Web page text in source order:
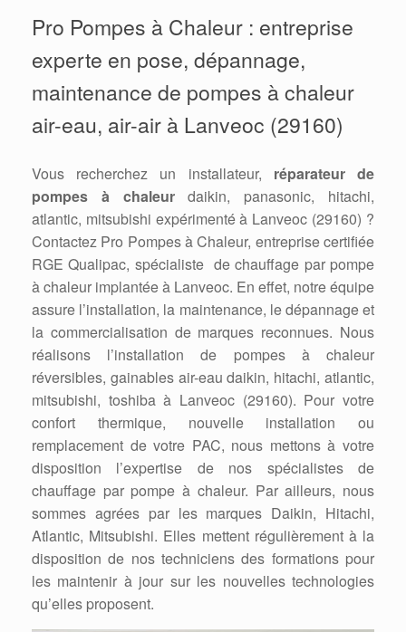
Pro Pompes à Chaleur : entreprise
experte en pose, dépannage,
maintenance de pompes à chaleur
air-eau, air-air à Lanveoc (29160)
Vous recherchez un installateur, réparateur de
pompes à chaleurdaikin, panasonic, hitachi,
atlantic, mitsubishi expérimenté à Lanveoc (29160) ?
Contactez Pro Pompes à Chaleur, entreprise certifiée
RGE Qualipac, spécialiste de chauffage par pompe
à chaleur implantée à Lanveoc. En effet, notre équipe
assure l’installation, la maintenance, le dépannage et
la commercialisation de marques reconnues. Nous
réalisons l’installation de pompes à chaleur
réversibles, gainables air-eau daikin, hitachi, atlantic,
mitsubishi, toshiba à Lanveoc (29160). Pour votre
confort thermique, nouvelle installation ou
remplacement de votre PAC, nous mettons à votre
disposition l’expertise de nos spécialistes de
chauffage par pompe à chaleur. Par ailleurs, nous
sommes agrées par les marques Daikin, Hitachi,
Atlantic, Mitsubishi. Elles mettent régulièrement à la
disposition de nos techniciens des formations pour
les maintenir à jour sur les nouvelles technologies
qu’elles proposent.